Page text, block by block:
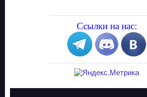
Yozakura Shijuusou
08.08.2025 Глава 50
A Compendium of Ghosts
29.07.2025 Shirokuro
Ссылки на нас: